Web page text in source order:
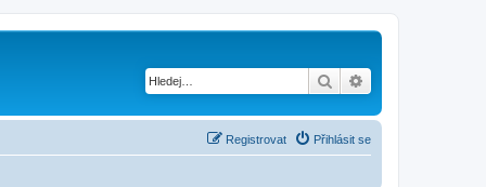
Hledat
Přihlásit se
Registrovat